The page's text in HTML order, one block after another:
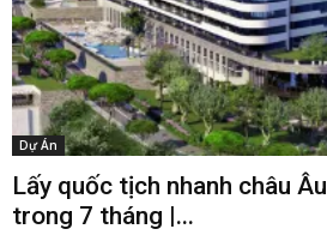
Dự Án
Lấy quốc tịch nhanh châu
trong 7 tháng |...